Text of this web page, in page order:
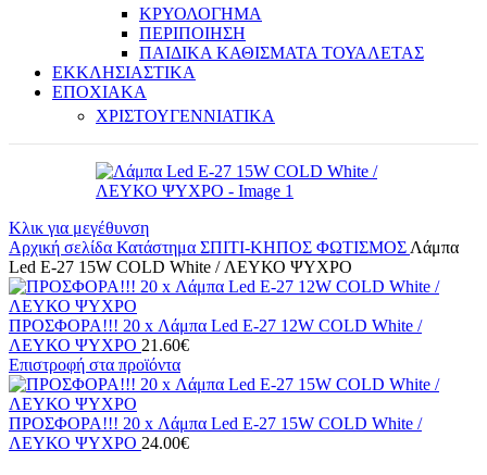
ΚΡΥΟΛΟΓΗΜΑ
ΠΕΡΙΠΟΙΗΣΗ
ΠΑΙΔΙΚΑ ΚΑΘΙΣΜΑΤΑ ΤΟΥΑΛΕΤΑΣ
ΕΚΚΛΗΣΙΑΣΤΙΚΑ
ΕΠΟΧΙΑΚΑ
ΧΡΙΣΤΟΥΓΕΝΝΙΑΤΙΚΑ
Κλικ για μεγέθυνση
Αρχική σελίδα Κατάστημα ΣΠΙΤΙ-ΚΗΠΟΣ ΦΩΤΙΣΜΟΣ Λάμπα
Led E-27 15W COLD White / ΛΕΥΚΟ ΨΥΧΡΟ
ΠΡΟΣΦΟΡΑ!!! 20 x Λάμπα Led E-27 12W COLD White /
ΛΕΥΚΟ ΨΥΧΡΟ 21.60€
Επιστροφή στα προϊόντα
ΠΡΟΣΦΟΡΑ!!! 20 x Λάμπα Led E-27 15W COLD White /
ΛΕΥΚΟ ΨΥΧΡΟ 24.00€